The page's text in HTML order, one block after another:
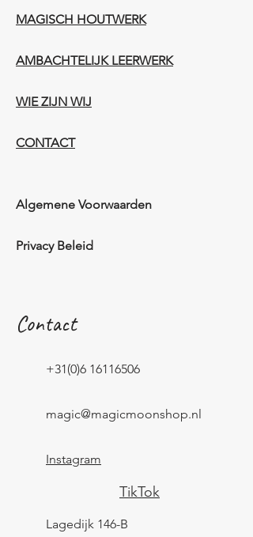
MAGISCH HOUTWERK
AMBACHTELIJK LEERWERK​
WIE ZIJN WIJ​​
CONTACT
Algemene Voorwaarden
Privacy Beleid
Contact
+31(0)6 16116506
magic@magicmoonshop.nl
Instagram
TikTok
Lagedijk 146-B